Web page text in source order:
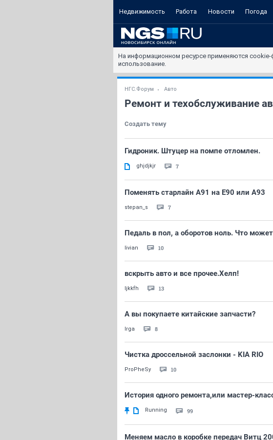
Недвижимость Работа Новости Погода
На информационном ресурсе применяются
использование.
НГС.Форум Авто
Ремонт и техобслуживание
Создать тему
Гидроник. Штуцер на помпе отломлен.
ghjdjkjr 7
Поменять старлайн А91 на Е90 или А93
stepan_s 7
Педаль в пол, а оборотов ноль. Что
livian 10
вскрыть авто и все прочее.Хелп!
ljkkfh 13
А вы покупаете китайские запчасти?
Irga 8
Чистка дроссельной заслонки - KIA RIO
ProPheSy 10
История одного ремонта,или мастер-
Running 99
Меняем масло в коробке передач Витц